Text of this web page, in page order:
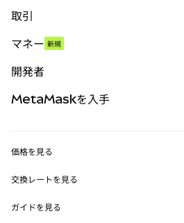
取引
パーペチュアル
RWA
マネー 新規
開発者
MetaMask Connect
Snaps
MetaMaskを入手
セキュリティ
価格を見る
イーサリアムの価格
Solanaの価格
交換レートを見る
ETH→USD
ガイドを見る